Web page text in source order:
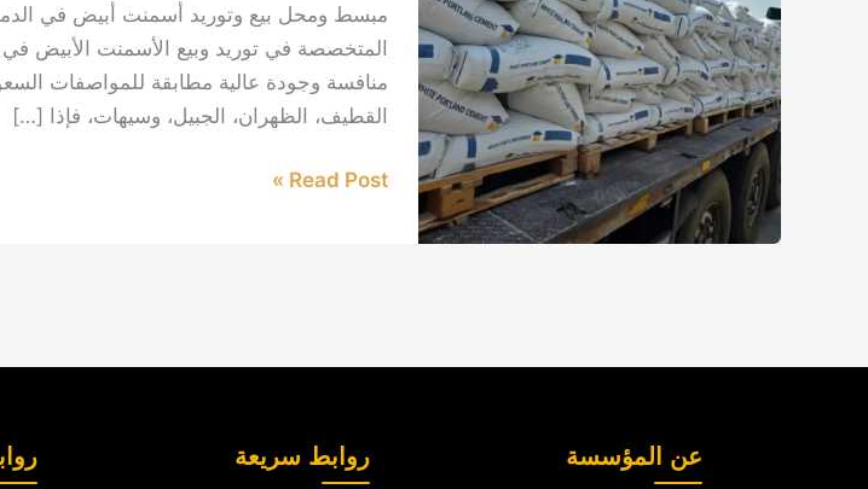
مبسط ومحل بيع وتوريد أسمنت أبيض في
المتخصصة في توريد وبيع الأسمنت الأبيض في
منافسة وجودة عالية مطابقة للمواصفات
القطيف، الظهران، الجبيل، وسيهات، فإذا […]
في
الدمام
Read Post »
عن المؤسسة روابط سريعة